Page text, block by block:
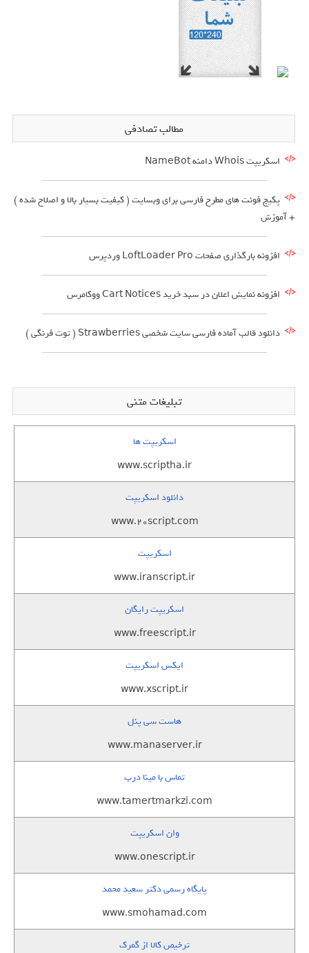
مطالب تصادفی
اسکریپت Whois دامنه NameBot
پکیج فونت های مطرح فارسی برای وبسایت ( کیفیت بسیار بالا و اصلاح شده )
+ آموزش
افزونه بارگذاری صفحات LoftLoader Pro وردپرس
افزونه نمایش اعلان در سبد خرید Cart Notices ووکامرس
دانلود قالب آماده فارسی سایت شخصی Strawberries ( توت فرنگی )
تبلیغات متنی
اسکریپت ها
www.scriptha.ir
دانلود اسکریپت
www.20script.com
اسکریپت
www.iranscript.ir
اسکریپت رایگان
www.freescript.ir
ایکس اسکریپت
www.xscript.ir
هاست سی پنل
www.manaserver.ir
تماس با مینا درب
www.tamertmarkzi.com
وان اسکریپت
www.onescript.ir
پایگاه رسمی دکتر سعید محمد
www.smohamad.com
ترخیص کالا از گمرک